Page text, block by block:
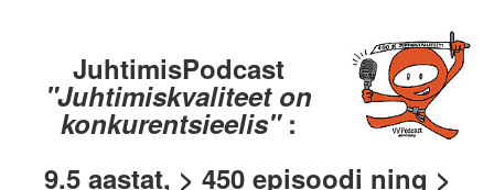
JuhtimisPodcast
"Juhtimiskvaliteet on
konkurentsieelis" :
9.5 aastat, > 450 episoodi ning >